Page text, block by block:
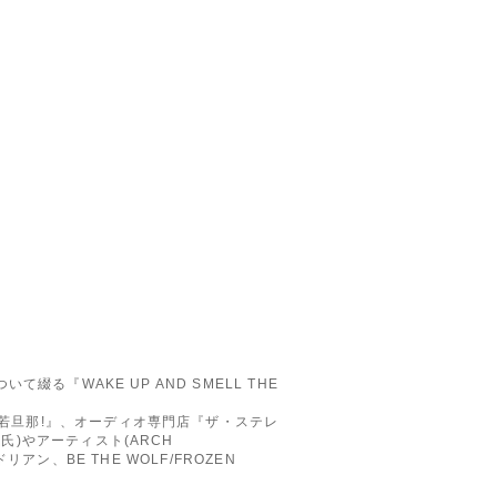
いて綴る『WAKE UP AND SMELL THE
那!』、オーディオ専門店『ザ・ステレ
)やアーティスト(ARCH
アン、BE THE WOLF/FROZEN